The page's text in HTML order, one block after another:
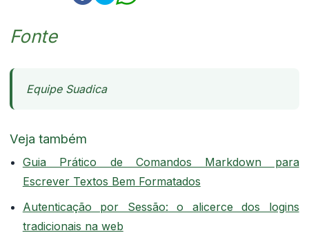
Fonte
Equipe Suadica
Veja também
Guia Prático de Comandos Markdown para
Escrever Textos Bem Formatados
Autenticação por Sessão: o alicerce dos logins
tradicionais na web